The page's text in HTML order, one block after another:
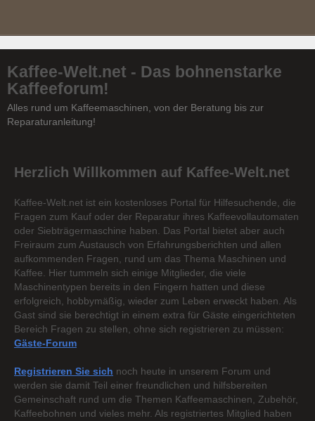
Kaffee-Welt.net - Das bohnenstarke
Kaffeeforum!
Alles rund um Kaffeemaschinen, von der Beratung bis zur
Reparaturanleitung!
Herzlich Willkommen auf Kaffee-Welt.net
Kaffee-Welt.net ist ein kostenloses Portal für Hilfesuchende, die
Fragen zum Kauf oder der Reparatur ihres Kaffeevollautomaten
oder Siebträgermaschine haben. Das Portal bietet aber auch
Freiraum zum Austausch von Erfahrungsberichten und allen
aufkommenden Fragen, rund um das Thema Maschinen und
Kaffee. Hier tummeln sich einige Mitglieder, die viele
Maschinentypen bereits in den Fingern hatten und diese
erfolgreich, hobbymäßig, wieder zum Leben erweckt haben. Als
Gast sind sie berechtigt in einem extra für Gäste eingerichteten
Bereich Fragen zu stellen, ohne sich registrieren zu müssen:
Gäste-Forum
Registrieren Sie sich noch heute in unserem Forum und
werden sie damit Teil einer freundlichen und hilfsbereiten
Gemeinschaft rund um die Themen Kaffeemaschinen, Zubehör,
Kaffeebohnen und vieles mehr. Als registriertes Mitglied haben